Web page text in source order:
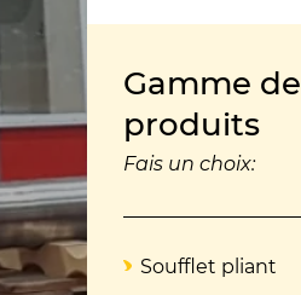
Gamme de
produits
Fais un choix:
Soufflet pliant